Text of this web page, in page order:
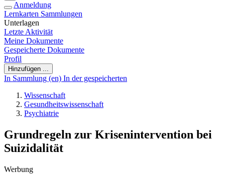
Anmeldung
Lernkarten Sammlungen
Unterlagen
Letzte Aktivität
Meine Dokumente
Gespeicherte Dokumente
Profil
Hinzufügen ...
In Sammlung (en) In der gespeicherten
Wissenschaft
Gesundheitswissenschaft
Psychiatrie
Grundregeln zur Krisenintervention bei
Suizidalität
Werbung